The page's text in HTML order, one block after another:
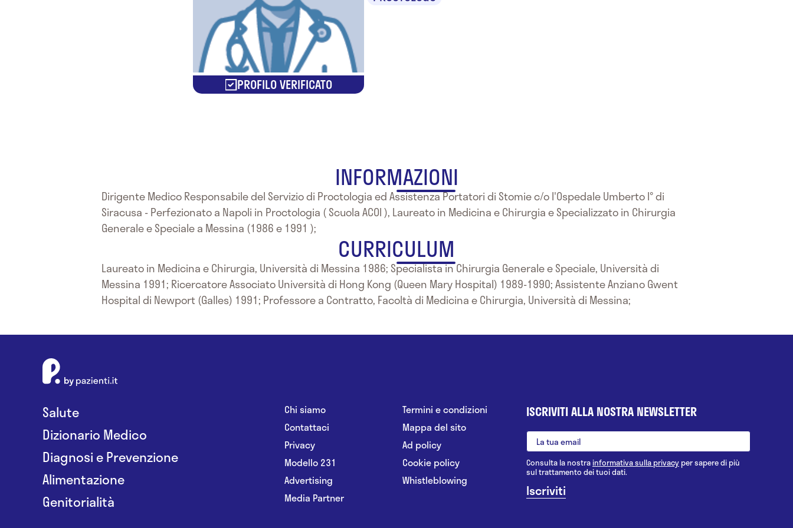
PROFILO VERIFICATO
INFORMAZIONI
Dirigente Medico Responsabile del Servizio di Proctologia ed Assistenza Portatori di Stomie c/o l'Ospedale Umberto I° di
Siracusa - Perfezionato a Napoli in Proctologia ( Scuola ACOI ), Laureato in Medicina e Chirurgia e Specializzato in Chirurgia
Generale e Speciale a Messina (1986 e 1991 );
CURRICULUM
Laureato in Medicina e Chirurgia, Università di Messina 1986; Specialista in Chirurgia Generale e Speciale, Università di
Messina 1991; Ricercatore Associato Università di Hong Kong (Queen Mary Hospital) 1989-1990; Assistente Anziano Gwent
Hospital di Newport (Galles) 1991; Professore a Contratto, Facoltà di Medicina e Chirurgia, Università di Messina;
Salute
Dizionario Medico
Diagnosi e Prevenzione
Alimentazione
Genitorialità
Chi siamo
Contattaci
Privacy
Modello 231
Advertising
Media Partner
Termini e condizioni
Mappa del sito
Ad policy
Cookie policy
Whistleblowing
ISCRIVITI ALLA NOSTRA NEWSLETTER
Consulta la nostrainformativa sulla privacy per sapere di più
sul trattamento dei tuoi dati.